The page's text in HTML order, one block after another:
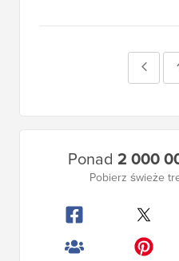
Ponad 2 000
Pobierz świeże